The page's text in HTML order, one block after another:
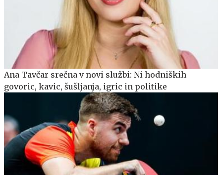
Ana Tavčar srečna v novi službi: Ni hodniških
govoric, kavic, šušljanja, igric in politike